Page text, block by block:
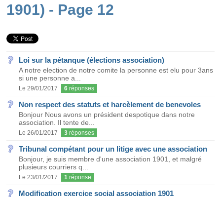
1901) - Page 12
Loi sur la pétanque (élections association)
A notre election de notre comite la personne est elu pour 3ans
si une personne a...
Le 29/01/2017 6 réponses
Non respect des statuts et harcèlement de benevoles
Bonjour Nous avons un président despotique dans notre
association. Il tente de...
Le 26/01/2017 3 réponses
Tribunal compétant pour un litige avec une association
Bonjour, je suis membre d'une association 1901, et malgré
plusieurs courriers q...
Le 23/01/2017 1 réponse
Modification exercice social association 1901